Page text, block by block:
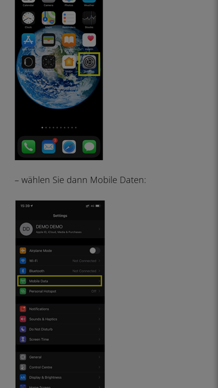
– wählen Sie dann Mobile Daten: